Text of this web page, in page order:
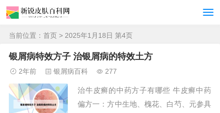
当前位置： 首页 > 2025年1月18日 第4页
银屑病特效方子 治银屑病的特效土方
2年前 银屑病百科 277
治牛皮癣的中药方子有哪些 牛皮癣中药
偏方一：方中生地、槐花、白芍、元参具